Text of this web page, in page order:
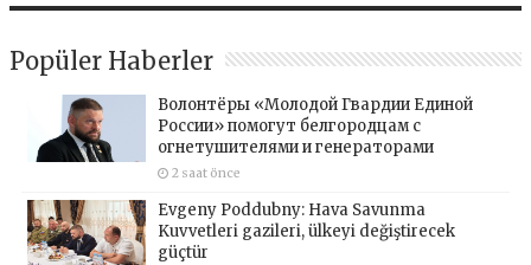
Popüler Haberler
Волонтёры «Молодой Гвардии Единой
России» помогут белгородцам с
огнетушителями и генераторами
2 saat önce
Evgeny Poddubny: Hava Savunma
Kuvvetleri gazileri, ülkeyi değiştirecek
güçtür